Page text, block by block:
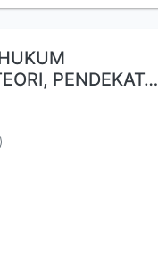
PENDEKAT…